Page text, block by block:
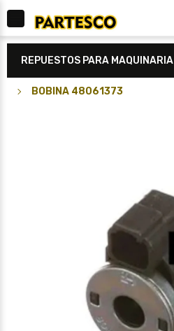
REPUESTOS PARA MAQUINARIA
BOBINA 48061373